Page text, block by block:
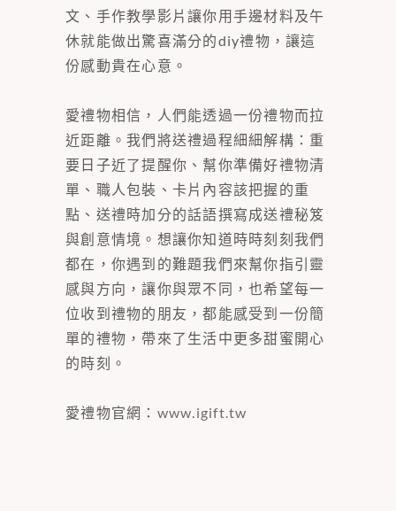
文、手作教學影片讓你用手邊材料及午
休就能做出驚喜滿分的diy禮物，讓這
份感動貴在心意。
愛禮物相信，人們能透過一份禮物而拉
近距離。我們將送禮過程細細解構：重
要日子近了提醒你、幫你準備好禮物清
單、職人包裝、卡片內容該把握的重
點、送禮時加分的話語撰寫成送禮秘笈
與創意情境。想讓你知道時時刻刻我們
都在，你遇到的難題我們來幫你指引靈
感與方向，讓你與眾不同，也希望每一
位收到禮物的朋友，都能感受到一份簡
單的禮物，帶來了生活中更多甜蜜開心
的時刻。
愛禮物官網： www.igift.tw